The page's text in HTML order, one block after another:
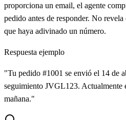
proporciona un email, el agente
pedido antes de responder. No
que haya adivinado un número.
Respuesta ejemplo
"Tu pedido #1001 se envió el 14 de
seguimiento JVGL123. Actualmente
mañana."